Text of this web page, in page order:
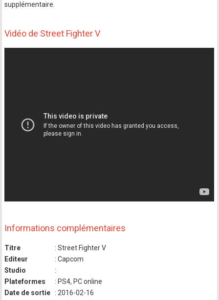
supplémentaire.
Vidéo de Street Fighter V
Informations complémentaires
Titre
: Street Fighter V
Editeur
: Capcom
Studio
:
Plateformes
: PS4, PC online
Date de sortie
: 2016-02-16